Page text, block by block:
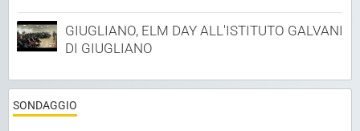
GIUGLIANO, ELM DAY ALL'ISTITUTO GALVANI
DI GIUGLIANO
SONDAGGIO